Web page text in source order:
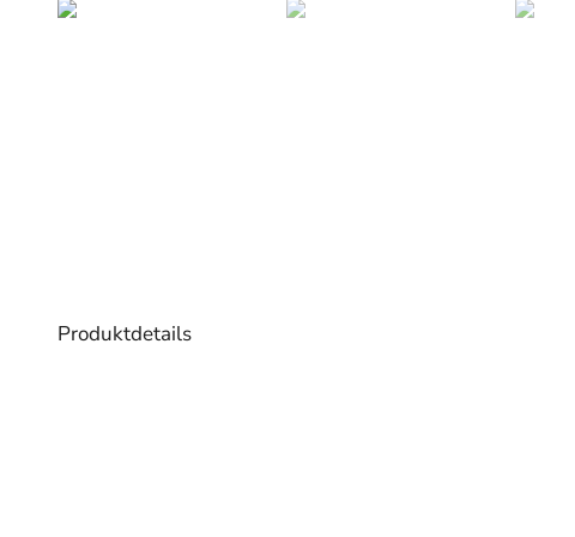
Produktdetails